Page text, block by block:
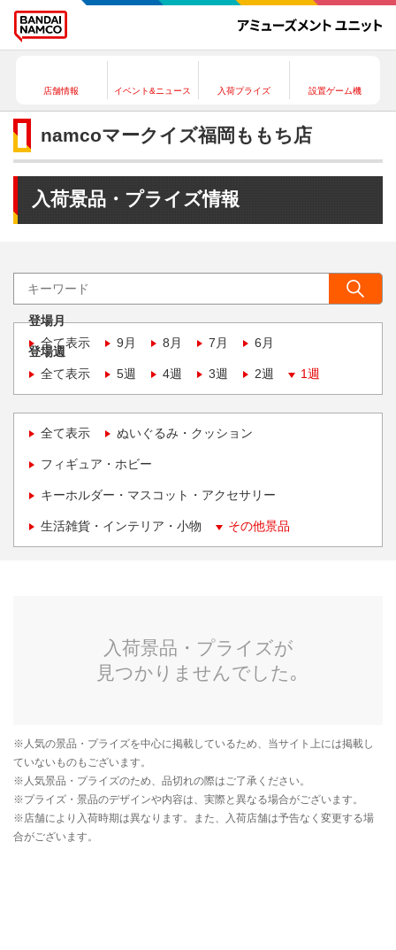
店舗情報 イベント&ニュース 入荷プライズ 設置ゲーム機
namcoマークイズ福岡ももち店
入荷景品・プライズ情報
登場月
全て表示
9月 8月 7月 6月
登場週
全て表示
5週 4週 3週 2週 1週
全て表示 ぬいぐるみ・クッション
フィギュア・ホビー
キーホルダー・マスコット・アクセサリー
生活雑貨・インテリア・小物 その他景品